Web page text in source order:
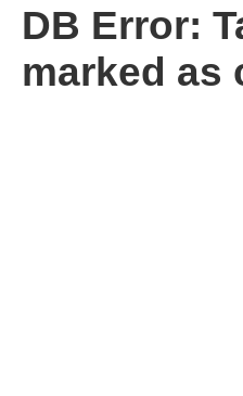
DB Error:
marked as